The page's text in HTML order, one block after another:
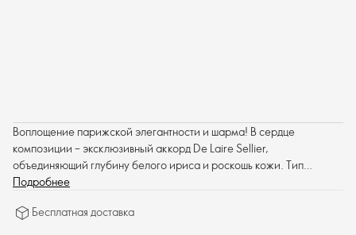
Воплощение парижской элегантности и шарма! В сердце
композиции – эксклюзивный аккорд De Laire Sellier,
объединяющий глубину белого ириса и роскошь кожи. Тип
аромата: древесный, ароматический, амбровый.
Подробнее
Бесплатная доставка